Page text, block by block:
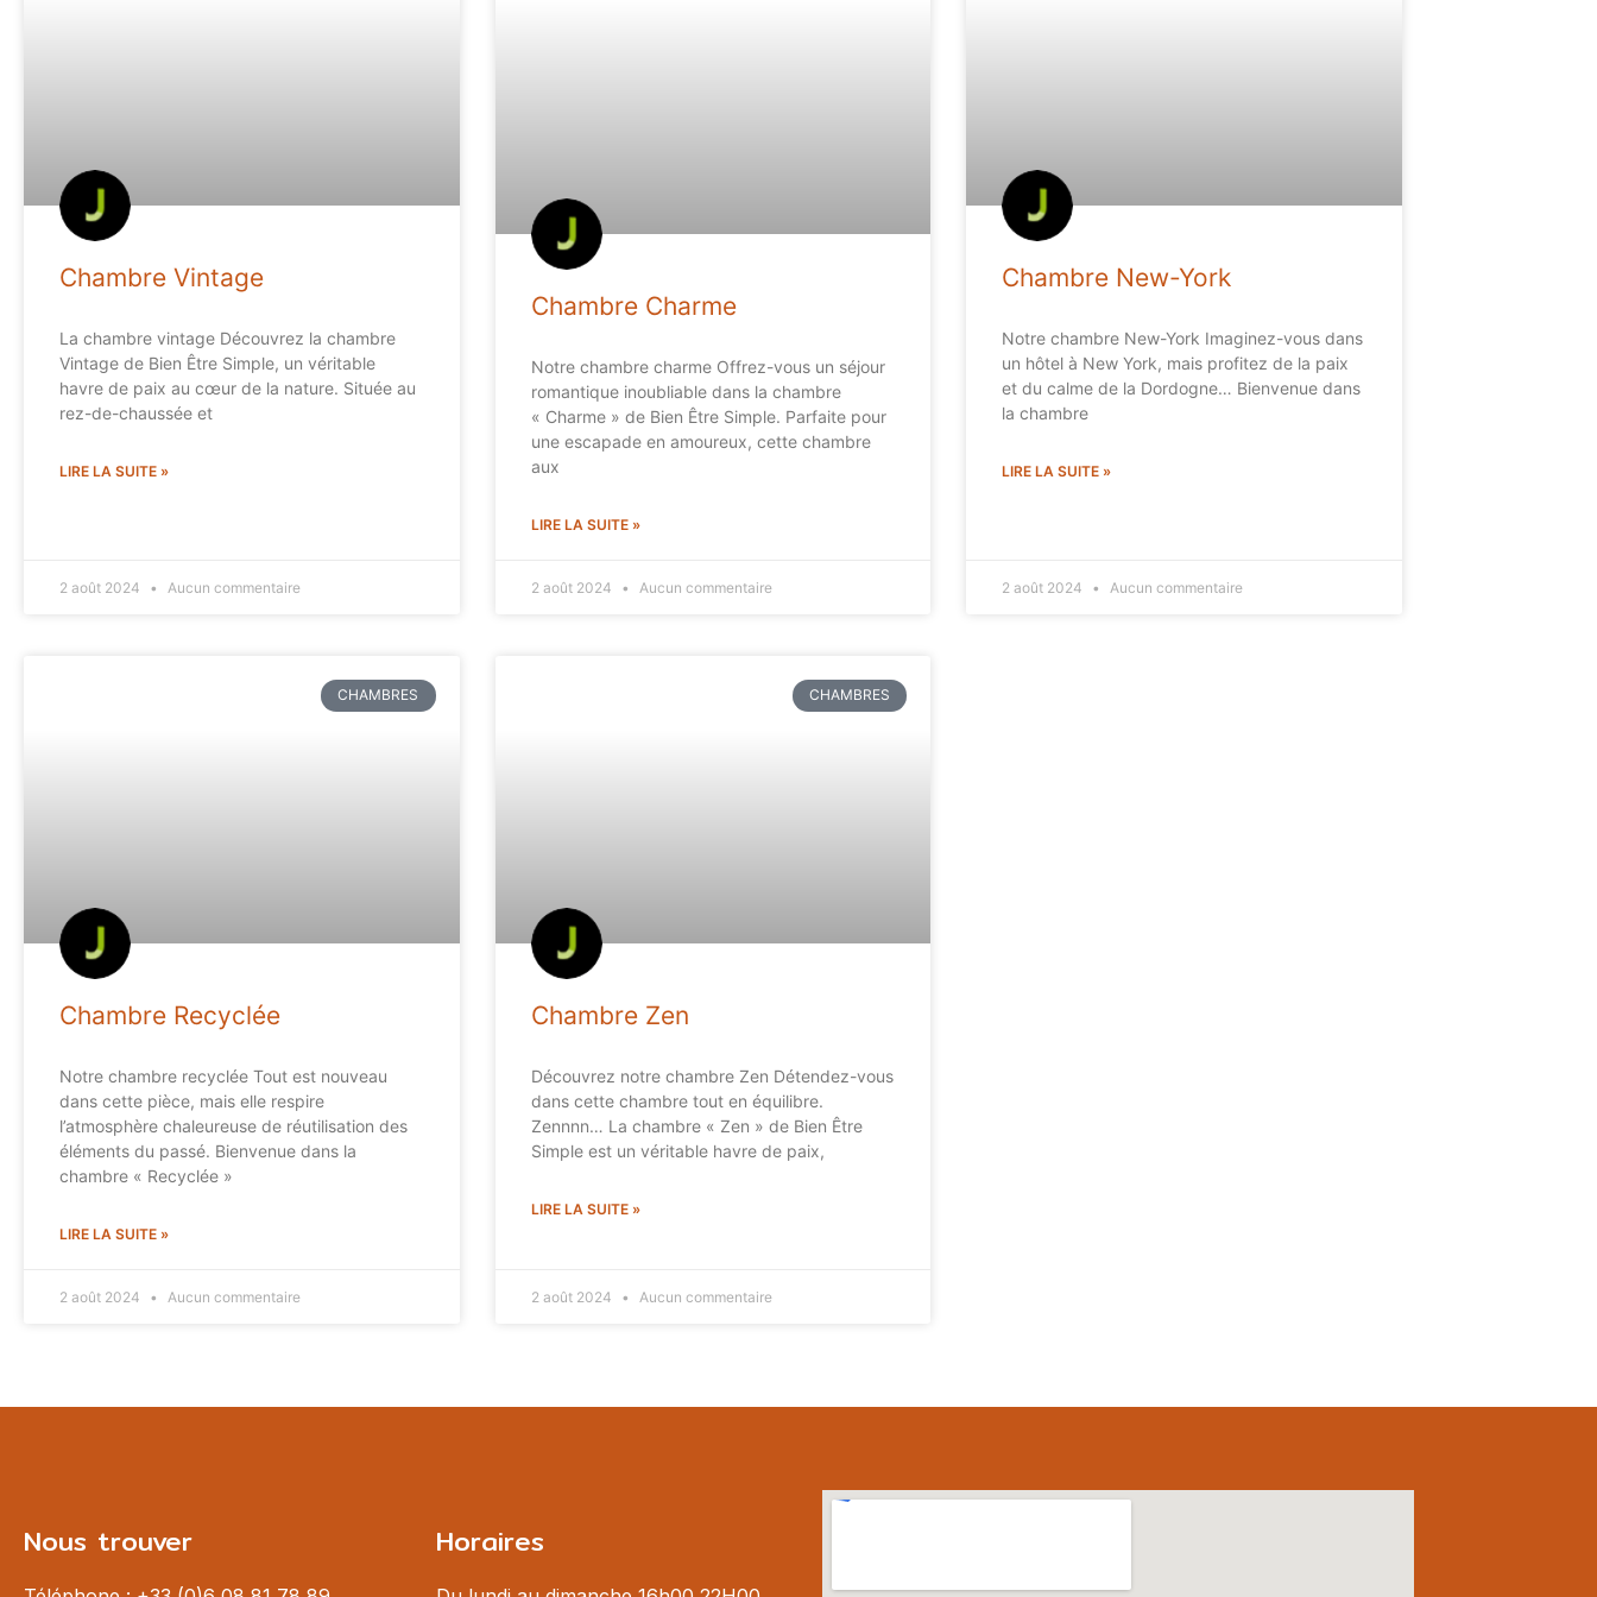
Chambre Vintage
La chambre vintage Découvrez la chambre
Vintage de Bien Être Simple, un véritable
havre de paix au cœur de la nature. Située au
rez-de-chaussée et
LIRE LA SUITE »
2 août 2024 Aucun commentaire
Chambre Charme
Notre chambre charme Offrez-vous un séjour
romantique inoubliable dans la chambre
« Charme » de Bien Être Simple. Parfaite pour
une escapade en amoureux, cette chambre
aux
LIRE LA SUITE »
2 août 2024 Aucun commentaire
Chambre New-York
Notre chambre New-York Imaginez-vous dans
un hôtel à New York, mais profitez de la paix
et du calme de la Dordogne… Bienvenue dans
la chambre
LIRE LA SUITE »
2 août 2024 Aucun commentaire
CHAMBRES
Chambre Recyclée
Notre chambre recyclée Tout est nouveau
dans cette pièce, mais elle respire
l’atmosphère chaleureuse de réutilisation des
éléments du passé. Bienvenue dans la
chambre « Recyclée »
LIRE LA SUITE »
2 août 2024 Aucun commentaire
CHAMBRES
Chambre Zen
Découvrez notre chambre Zen Détendez-vous
dans cette chambre tout en équilibre.
Zennnn… La chambre « Zen » de Bien Être
Simple est un véritable havre de paix,
LIRE LA SUITE »
2 août 2024 Aucun commentaire
Nous trouver Horaires